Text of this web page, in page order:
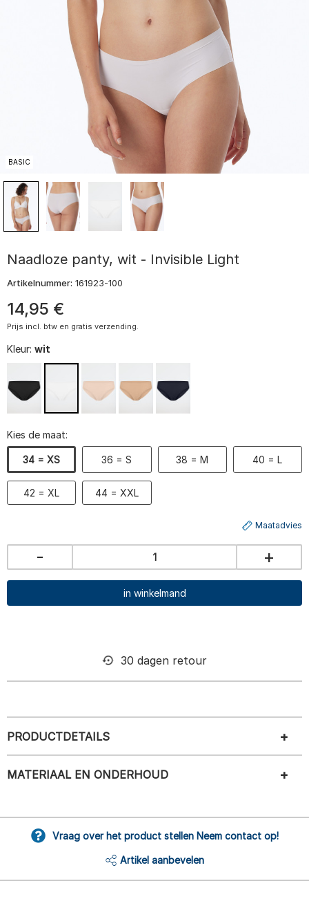
BASIC
Naadloze panty, wit - Invisible Light
Artikelnummer: 161923-100
14,95 €
Prijs incl. btw en gratis verzending.
Kleur: wit
Kies de maat:
34 = XS 36 = S 38 = M 40 = L
42 = XL 44 = XXL
Maatadvies
- +
in winkelmand
30 dagen retour
PRODUCTDETAILS
MATERIAAL EN ONDERHOUD
Vraag over het product stellen Neem contact op!
Artikel aanbevelen